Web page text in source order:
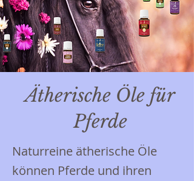
Ätherische Öle für
Pferde
Naturreine ätherische Öle
können Pferde und ihren